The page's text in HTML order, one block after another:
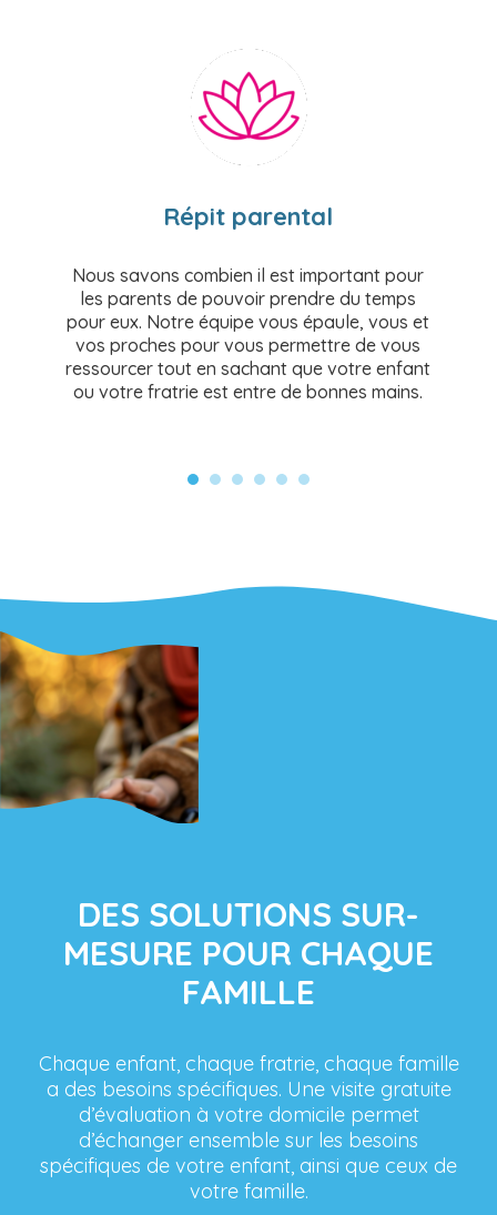
Répit parental
Nous savons combien il est important pour
les parents de pouvoir prendre du temps
pour eux. Notre équipe vous épaule, vous et
vos proches pour vous permettre de vous
ressourcer tout en sachant que votre enfant
ou votre fratrie est entre de bonnes mains.
DES SOLUTIONS SUR-
MESURE POUR CHAQUE
FAMILLE
Chaque enfant, chaque fratrie, chaque famille
a des besoins spécifiques. Une visite gratuite
d’évaluation à votre domicile permet
d’échanger ensemble sur les besoins
spécifiques de votre enfant, ainsi que ceux de
votre famille.